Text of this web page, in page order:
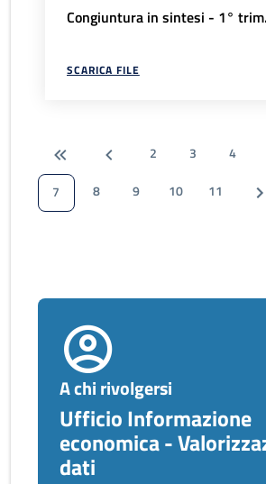
Congiuntura in sintesi - 1°
SCARICA FILE
2 3 4
7
8 9 10 11
A chi rivolgersi
Ufficio Informazione
economica -
dati